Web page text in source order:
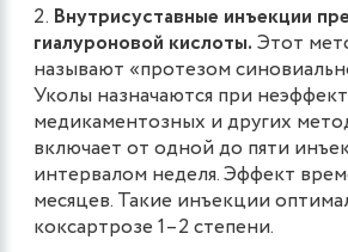
Внутрисуставные инъекции
гиалуроновой кислоты. Этот
называют «протезом
Уколы назначаются при
медикаментозных и других
включает от одной до пяти
интервалом неделя. Эффект
месяцев. Такие инъекции
коксартрозе 1–2 степени.